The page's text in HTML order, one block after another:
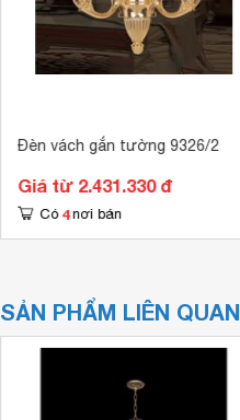
Đèn vách gắn tường 9326/2
Giá từ 2.431.330 đ
Có 4 nơi bán
SẢN PHẨM LIÊN QUAN